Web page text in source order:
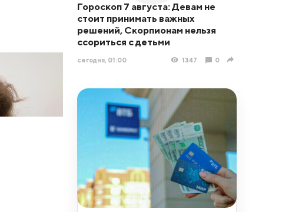
Гороскоп 7 августа: Девам не
стоит принимать важных
решений, Скорпионам нельзя
ссориться с детьми
сегодня, 01:00 1347 0